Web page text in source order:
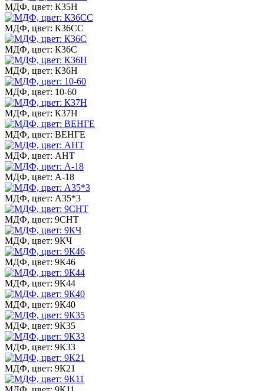
МДФ, цвет: К35Н
МДФ, цвет: К36СС
МДФ, цвет: К36С
МДФ, цвет: К36Н
МДФ, цвет: 10-60
МДФ, цвет: К37Н
МДФ, цвет: ВЕНГЕ
МДФ, цвет: АНТ
МДФ, цвет: А-18
МДФ, цвет: А35*3
МДФ, цвет: 9СНТ
МДФ, цвет: 9КЧ
МДФ, цвет: 9К46
МДФ, цвет: 9К44
МДФ, цвет: 9К40
МДФ, цвет: 9К35
МДФ, цвет: 9К33
МДФ, цвет: 9К21